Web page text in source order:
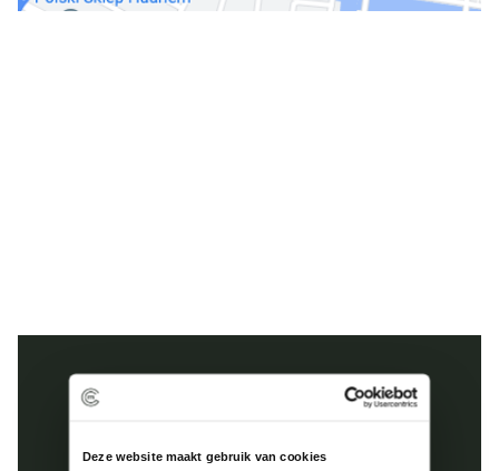
Deze website maakt gebruik van cookies
023 8200 985